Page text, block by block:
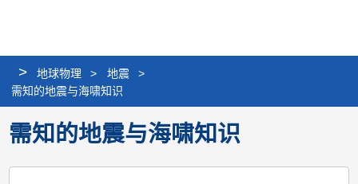
版
> 地球物理 > 地震
>
需知的地震与海啸知识
需知的地震与海啸知识